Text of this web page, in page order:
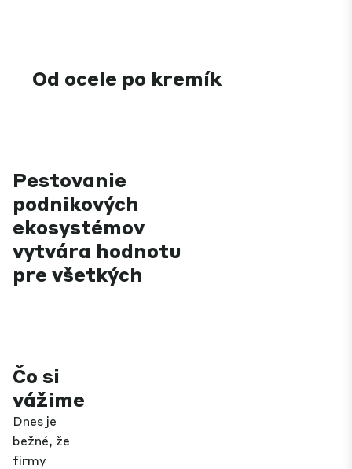
Od ocele po kremík
Pestovanie
podnikových
ekosystémov
vytvára hodnotu
pre všetkých
Čo si
vážime
Dnes je
bežné, že
firmy